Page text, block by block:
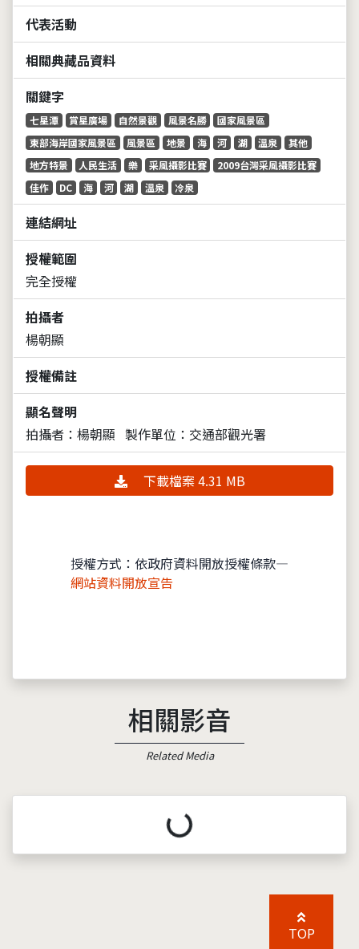
代表活動
相關典藏品資料
關鍵字
七星潭 賞星廣場 自然景觀 風景名勝
國家風景區
東部海岸國家風景區
風景區 地景 海 河 湖 溫泉
其他
地方特景
人民生活 樂 采風攝影比賽
2009台灣采風攝影比賽
佳作
DC 海 河 湖 溫泉 冷泉
連結網址
授權範圍
完全授權
拍攝者
楊朝顯
授權備註
顯名聲明
拍攝者：楊朝顯 製作單位：交通部觀光署
下載檔案 4.31 MB
授權方式：依政府資料開放授權條款—
網站資料開放宣告
相關影音
Related Media
載入中...
TOP